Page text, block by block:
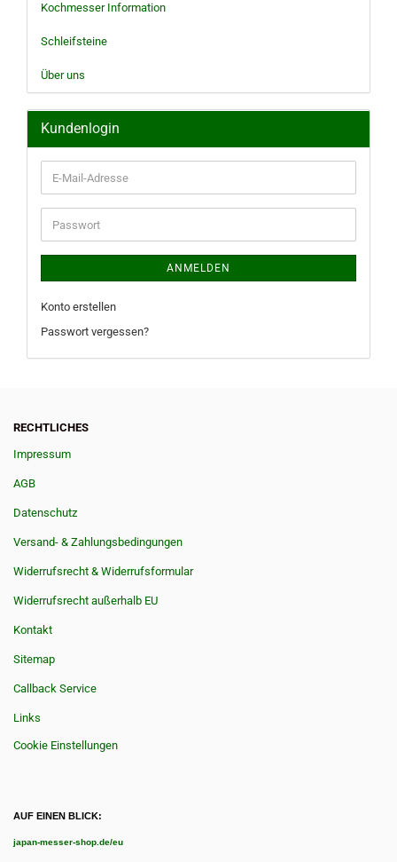
Kochmesser Information
Schleifsteine
Über uns
Kundenlogin
E-
Mail-
Adresse
Passwort
ANMELDEN
Konto erstellen
Passwort vergessen?
RECHTLICHES
Impressum
AGB
Datenschutz
Versand- & Zahlungsbedingungen
Widerrufsrecht & Widerrufsformular
Widerrufsrecht außerhalb EU
Kontakt
Sitemap
Callback Service
Links
Cookie Einstellungen
AUF EINEN BLICK:
japan-messer-shop.de/eu